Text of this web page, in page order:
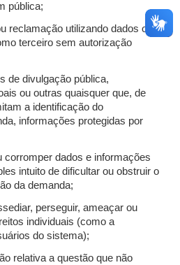
pública;
reclamação utilizando dados ou
terceiro sem autorização
de divulgação pública,
ou outras quaisquer que, de
a identificação do
informações protegidas por
corromper dados e informações
intuito de dificultar ou obstruir o
da demanda;
perseguir, ameaçar ou
individuais (como a
do sistema);
relativa a questão que não